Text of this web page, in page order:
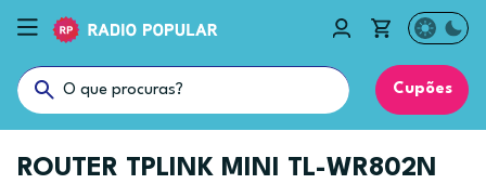
Cupões
ROUTER TPLINK MINI TL-WR802N